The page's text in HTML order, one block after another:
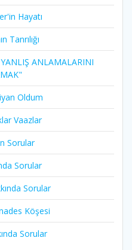
Hayatı​
Tanrılığı​
ANLAMALARINI
Oldum​
Vaazlar
Sorular
Sorular
Sorular
Köşesi
Sorular